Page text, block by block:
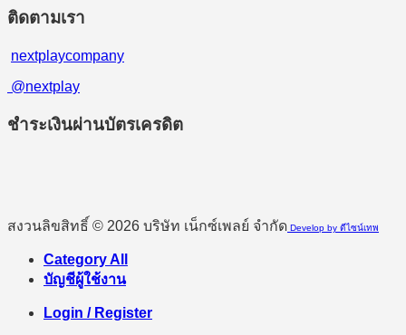
ติดตามเรา
nextplaycompany
@nextplay
ชำระเงินผ่านบัตรเครดิต
สงวนลิขสิทธิ์ © 2026 บริษัท เน็กซ์เพลย์ จำกัด Develop by ดีไซน์เทพ
Category All
บัญชีผู้ใช้งาน
Login / Register